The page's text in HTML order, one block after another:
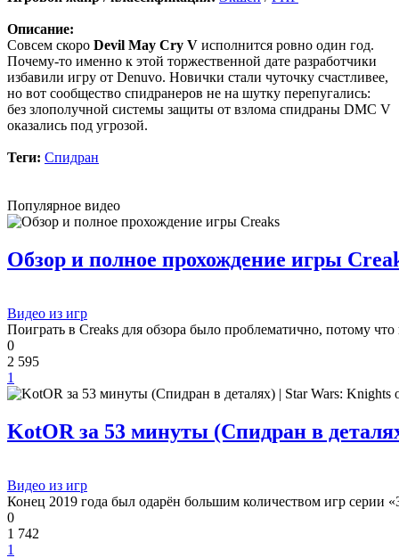
включая треки от Paul Linford
😁👏Огромная благодарность за труд. Не ожидал, что будет
полный саундтрек в хорошем качестве. За flac отдельная
благодарность ✔
cord:Boycenunse,
Да, сделано. Добавил саундтрек Need for Speed: Most Wanted
скачать
архив и FLAC), но основной – Unofficial Game Soundtrack
OST. На странице можно послушать онлайн полную версию,
Сборник получился добротный, наслаждайтесь!
Most Wanted, которая 2005 года.
Mifman
Делитесь играми с друзьями и добавляйте сайт в избранное.
комментарии к играм.
Описание:
Совсем скоро Devil May Cry V исполнится ровно один год.
Почему-то именно к этой торжественной дате разработчики
избавили игру от Denuvo. Новички стали чуточку счастливее,
но вот сообщество спидранеров не на шутку перепугались:
без злополучной системы защиты от взлома спидраны DMC V
оказались под угрозой.
Теги: Спидран
Популярное видео
Обзор и полное прохождение игры
Видео из игр
Поиграть в Creaks для обзора было проблематично, потому
0
2 595
1
KotOR за 53 минуты (Спидран в
Видео из игр
Конец 2019 года был одарён большим количеством игр серии
0
1 742
1